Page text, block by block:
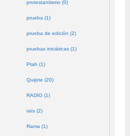
protestantismo (0)
prueba (1)
prueba de edición (2)
pruebas iniciáticas (1)
Ptah (1)
Quijote (20)
RADIO (1)
raïs (2)
Rama (1)